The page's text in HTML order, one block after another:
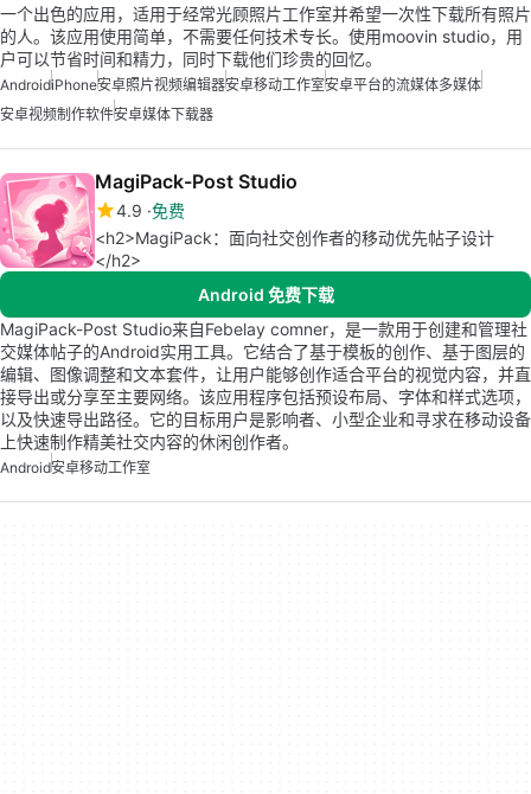
一个出色的应用，适用于经常光顾照片工作室并希望一次性下载所有照片
的人。该应用使用简单，不需要任何技术专长。使用moovin studio，用
户可以节省时间和精力，同时下载他们珍贵的回忆。
AndroidiPhone安卓照片视频编辑器安卓移动工作室安卓平台的流媒体多媒体
安卓视频制作软件安卓媒体下载器
MagiPack-Post Studio
4.9 免费
<h2>MagiPack：面向社交创作者的移动优先帖子设计
</h2>
Android 免费下载
MagiPack-Post Studio来自Febelay comner，是一款用于创建和管理社
交媒体帖子的Android实用工具。它结合了基于模板的创作、基于图层的
编辑、图像调整和文本套件，让用户能够创作适合平台的视觉内容，并直
接导出或分享至主要网络。该应用程序包括预设布局、字体和样式选项，
以及快速导出路径。它的目标用户是影响者、小型企业和寻求在移动设备
上快速制作精美社交内容的休闲创作者。
Android安卓移动工作室